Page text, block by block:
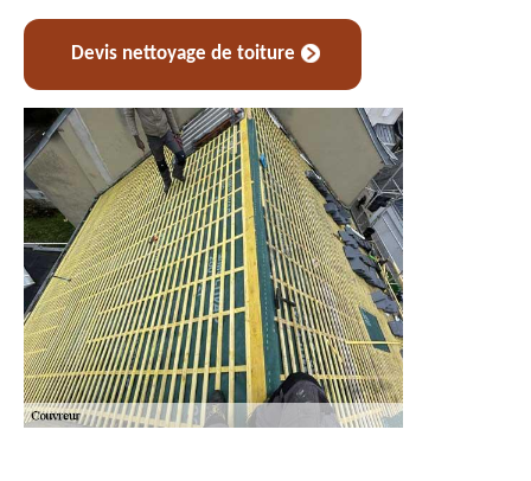
Devis nettoyage de toiture